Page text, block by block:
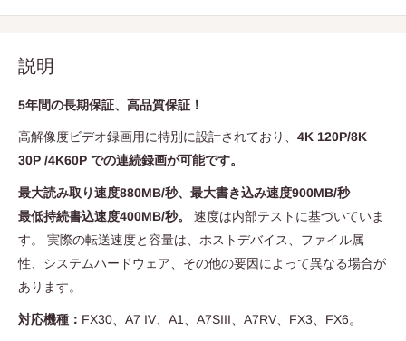
説明
5年間の長期保証、高品質保証！
高解像度ビデオ録画用に特別に設計されており、 4K 120P/8K
30P /4K60P での連続録画が可能です。
最大読み取り速度880MB/秒、最大書き込み速度900MB/秒
最低持続書込速度400MB/秒。
速度は内部テストに基づいていま
す。 実際の転送速度と容量は、ホストデバイス、ファイル属
性、システムハードウェア、その他の要因によって異なる場合が
あります。
対応機種： FX30、A7 IV、A1、A7SIII、A7RV、FX3、FX6。